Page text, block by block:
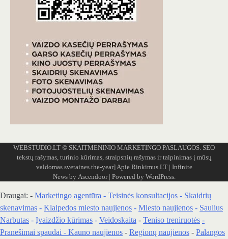
WEBSTUDIO.LT © SKAITMENINIO MARKETINGO PASLAUGOS. SEO
tekstų rašymas, turinio kūrimas, straipsnių rašymas ir talpinimas į mūsų
valdomas svetaines.the-year] Apie Rinkimus.LT| Infinite
News by Ascendoor| Powered by WordPress.
Draugai: - Marketingo agentūra - Teisinės konsultacijos - Skaidrių
skenavimas - Klaipedos miesto naujienos - Miesto naujienos - Saulius
Narbutas - Įvaizdžio kūrimas - Veidoskaita - Teniso treniruotės -
Pranešimai spaudai - Kauno naujienos - Regionų naujienos - Palangos